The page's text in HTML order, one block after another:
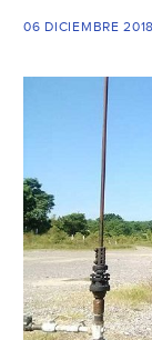
06 DICIEMBRE 2018